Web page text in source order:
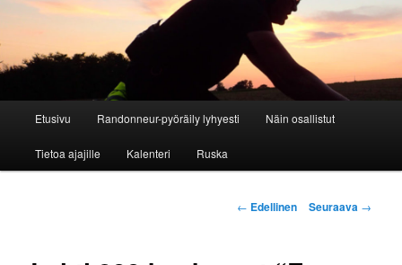
Etusivu Randonneur-pyöräily lyhyesti Näin osallistut
Tietoa ajajille Kalenteri Ruska
Artikkelien
← Edellinen Seuraava →